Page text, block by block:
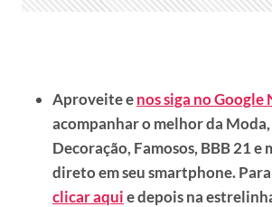
Aproveite enos siga no Google
acompanhar o melhor da Moda,
Decoração, Famosos, BBB 21 e
direto em seu smartphone.
clicar aquie depois na